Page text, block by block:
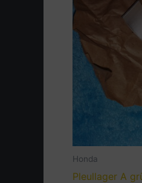
Honda
Pleullager A